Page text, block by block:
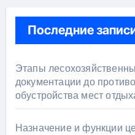
Последние
Этапы
документации до
обустройства мест
Назначение и функции